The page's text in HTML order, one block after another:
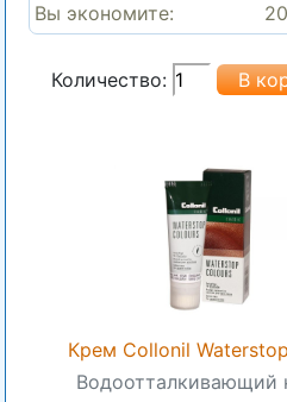
Вы экономите:
Количество:
Крем Collonil
Водоотталкивающий